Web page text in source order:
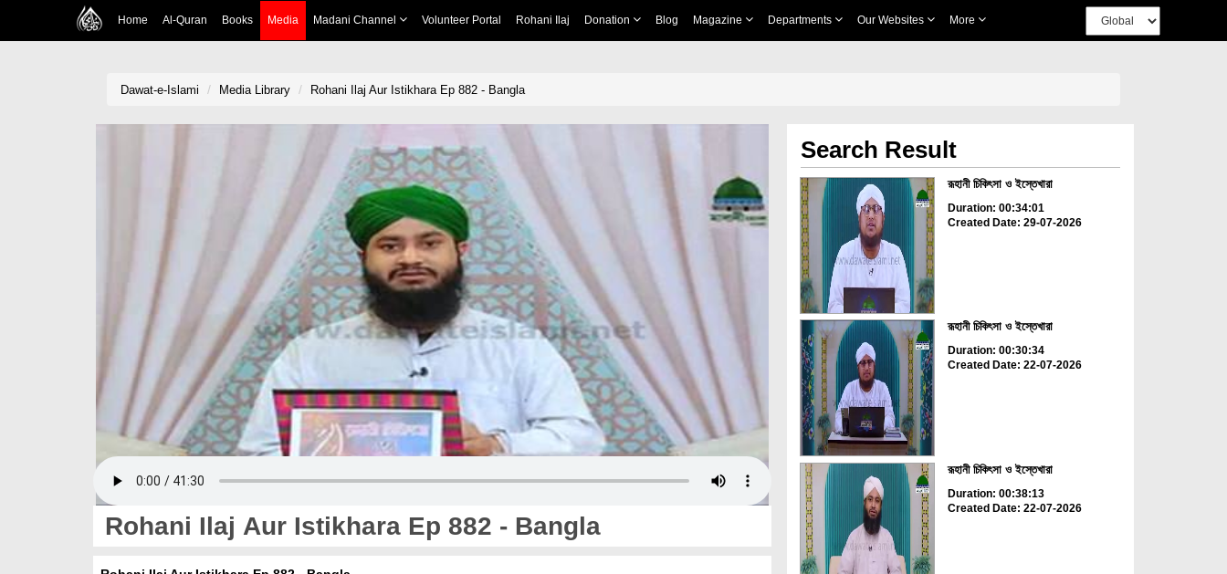
Home Al-Quran Books Media Madani Channel Volunteer Portal Rohani Ilaj Donation Blog Magazine Departments Our Websites More
Dawat-e-Islami Media Library Rohani Ilaj Aur Istikhara Ep 882 - Bangla
Rohani Ilaj Aur Istikhara Ep 882 - Bangla
Search Result
রূহানী চিকিৎসা ও ইস্তেখারা
Duration: 00:34:01
Created Date: 29-07-2026
রূহানী চিকিৎসা ও ইস্তেখারা
Duration: 00:30:34
Created Date: 22-07-2026
রূহানী চিকিৎসা ও ইস্তেখারা
Duration: 00:38:13
Created Date: 22-07-2026